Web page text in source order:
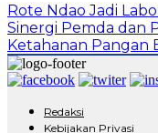
Rote Ndao Jadi
Sinergi Pemda dan
Ketahanan Pangan
Redaksi
Kebijakan Privasi